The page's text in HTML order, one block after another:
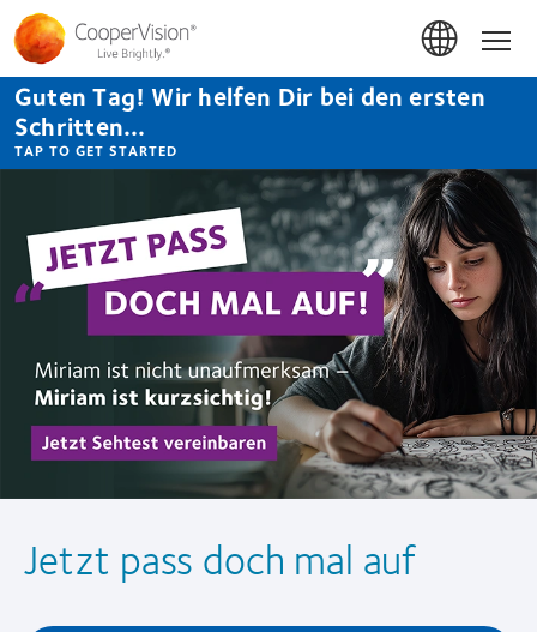
Direkt
zum
Inhalt
Guten Tag! Wir helfen Dir bei den ersten
Schritten...
TAP TO GET STARTED
CooperVision
Germany
Jetzt pass doch mal auf